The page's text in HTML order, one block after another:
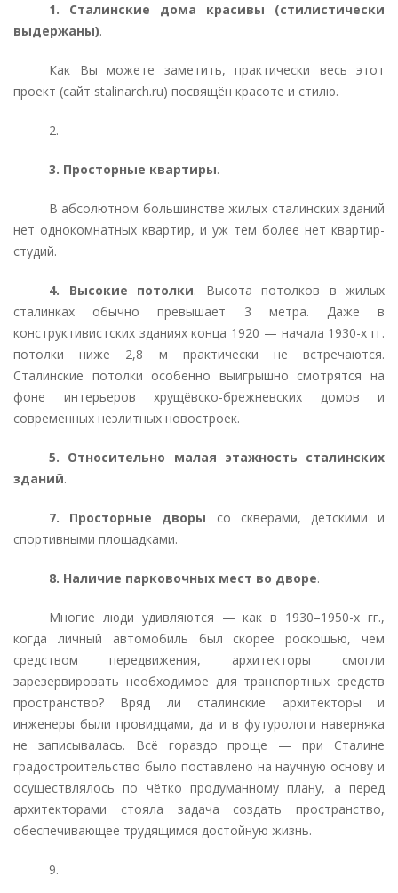
1. Сталинские дома красивы (стилистически
выдержаны).
Как Вы можете заметить, практически весь этот
проект (сайт stalinarch.ru) посвящён красоте и стилю.
2.
3. Просторные квартиры.
В абсолютном большинстве жилых сталинских зданий
нет однокомнатных квартир, и уж тем более нет квартир-
студий.
4. Высокие потолки. Высота потолков в жилых
сталинках обычно превышает 3 метра. Даже в
конструктивистских зданиях конца 1920 — начала 1930-х гг.
потолки ниже 2,8 м практически не встречаются.
Сталинские потолки особенно выигрышно смотрятся на
фоне интерьеров хрущёвско-брежневских домов и
современных неэлитных новостроек.
5. Относительно малая этажность сталинских
зданий.
7. Просторные дворы со скверами, детскими и
спортивными площадками.
8. Наличие парковочных мест во дворе.
Многие люди удивляются — как в 1930–1950-х гг.,
когда личный автомобиль был скорее роскошью, чем
средством передвижения, архитекторы смогли
зарезервировать необходимое для транспортных средств
пространство? Вряд ли сталинские архитекторы и
инженеры были провидцами, да и в футурологи наверняка
не записывалась. Всё гораздо проще — при Сталине
градостроительство было поставлено на научную основу и
осуществлялось по чётко продуманному плану, а перед
архитекторами стояла задача создать пространство,
обеспечивающее трудящимся достойную жизнь.
9.